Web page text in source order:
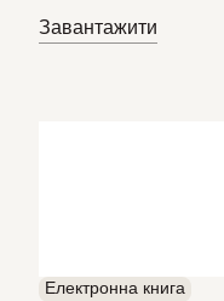
Завантажити
Електронна книга